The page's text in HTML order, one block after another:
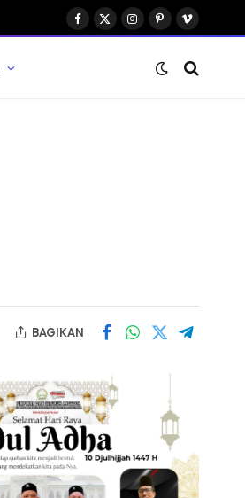
Facebook
X
Instagram
PinterestVimeo
BAGIKAN